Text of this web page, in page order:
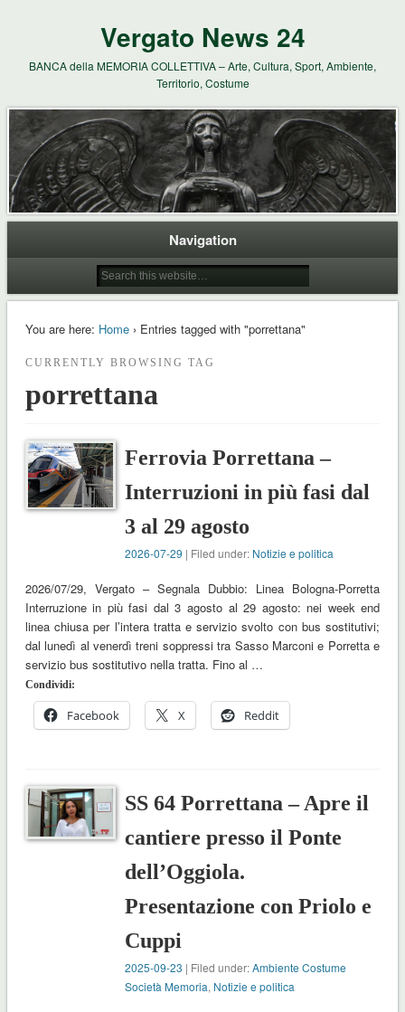
Vergato News 24
BANCA della MEMORIA COLLETTIVA – Arte, Cultura, Sport, Ambiente,
Territorio, Costume
Navigation
You are here: Home› Entries tagged with "porrettana"
CURRENTLY BROWSING TAG
porrettana
Ferrovia Porrettana –
Interruzioni in più fasi dal
3 al 29 agosto
2026-07-29 | Filed under: Notizie e politica
2026/07/29, Vergato – Segnala Dubbio: Linea Bologna-Porretta
Interruzione in più fasi dal 3 agosto al 29 agosto: nei week end
linea chiusa per l’intera tratta e servizio svolto con bus sostitutivi;
dal lunedì al venerdì treni soppressi tra Sasso Marconi e Porretta e
servizio bus sostitutivo nella tratta. Fino al …
Condividi:
Facebook X Reddit
SS 64 Porrettana – Apre il
cantiere presso il Ponte
dell’Oggiola.
Presentazione con Priolo e
Cuppi
2025-09-23 | Filed under:Ambiente Costume
Società Memoria, Notizie e politica